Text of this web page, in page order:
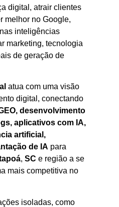
digital, atrair clientes
melhor no Google,
inteligências
marketing, tecnologia
de geração de
atua com uma visão
digital, conectando
desenvolvimento
aplicativos com IA,
artificial,
de IA para
, SC e região a se
mais competitiva no
isoladas, como